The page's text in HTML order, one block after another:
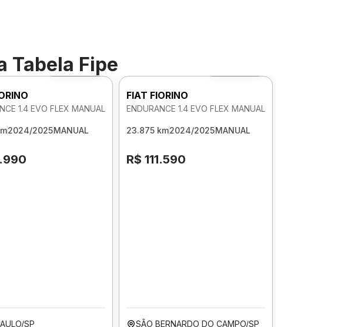
Tabela Fipe
Foto 360º
1.4 EVO FLEX MANUAL
2024/2025MANUAL
SP
FIAT FIORINO
ENDURANCE 1.4 EVO FLEX MANUAL
23.875 km2024/2025MANUAL
R$ 111.590
SÃO BERNARDO DO CAMPO/SP